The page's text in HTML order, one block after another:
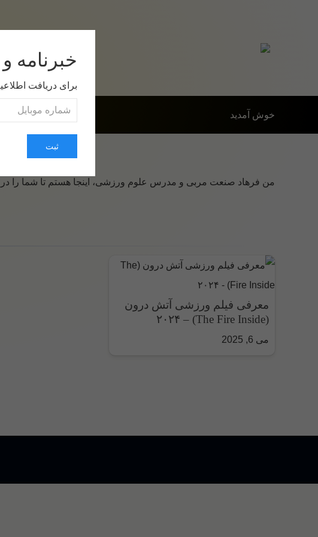
خوش آمدید
من فرهاد صنعت مربی و مدرس علوم ورزشی، اینجا هستم تا شما را
معرفی فیلم ورزشی آتش درون
(The Fire Inside) – ۲۰۲۴
می 6, 2025
خبرنامه
برای دریافت
ثبت